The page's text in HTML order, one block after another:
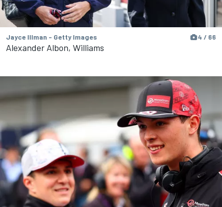
Jayce Illman - Getty Images 4 / 66
Alexander Albon, Williams